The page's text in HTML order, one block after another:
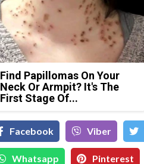
Find Papillomas On Your
Neck Or Armpit? It's The
First Stage Of...
Facebook Viber
Whatsapp Pinterest